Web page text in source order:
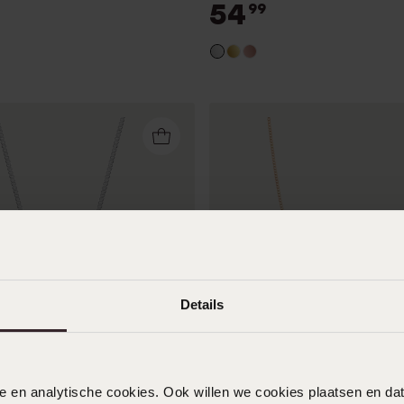
Details
en analytische cookies. Ook willen we cookies plaatsen en
54 99
zilveren basisketting met
Zilveren roséplated basis